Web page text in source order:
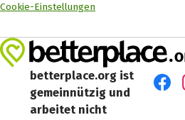
Cookie-Einstellungen
betterplace.org ist
gemeinnützig und
arbeitet nicht